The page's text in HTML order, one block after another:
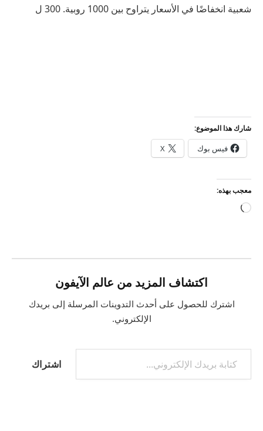
شعبية انخفاضًا في الأسعار يتراوح بين 1000 روبية. 300 ل
شارك هذا الموضوع:
فيس بوك X
معجب بهذه:
جاري
اكتشاف المزيد من عالم الآيفون
اشترك للحصول على أحدث التدوينات المرسلة إلى بريدك
الإلكتروني.
كتابة بريدك الإلكتروني...
اشتراك